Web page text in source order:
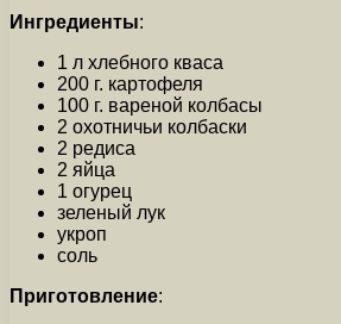
Ингредиенты:
1 л хлебного кваса
200 г. картофеля
100 г. вареной колбасы
2 охотничьи колбаски
2 редиса
2 яйца
1 огурец
зеленый лук
укроп
соль
Приготовление: